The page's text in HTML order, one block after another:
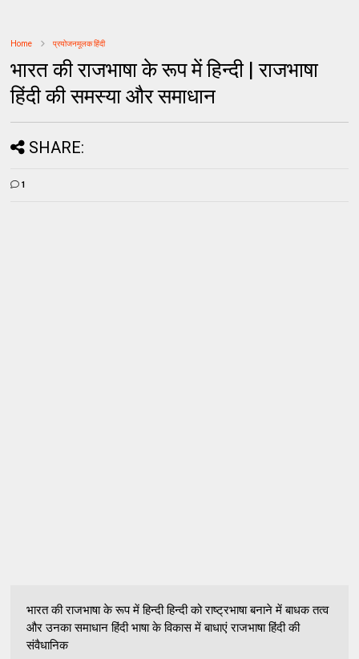
Home प्रयोजनमूलक हिंदी
भारत की राजभाषा के रूप में हिन्दी | राजभाषा
हिंदी की समस्या और समाधान
SHARE:
1
भारत की राजभाषा के रूप में हिन्दी हिन्दी को राष्ट्रभाषा बनाने में बाधक तत्व
और उनका समाधान हिंदी भाषा के विकास में बाधाएं राजभाषा हिंदी की
संवैधानिक